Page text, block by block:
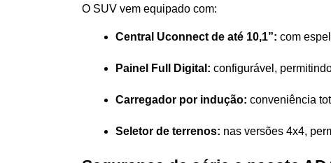
O SUV vem equipado com:
Central Uconnect de até 10,1”: com
Painel Full Digital: configurável,
Carregador por indução: conveniência
Seletor de terrenos: nas versões 4x4,